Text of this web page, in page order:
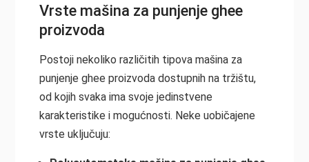
Vrste mašina za punjenje ghee
proizvoda
Postoji nekoliko različitih tipova mašina za
punjenje ghee proizvoda dostupnih na tržištu,
od kojih svaka ima svoje jedinstvene
karakteristike i mogućnosti. Neke uobičajene
vrste uključuju: